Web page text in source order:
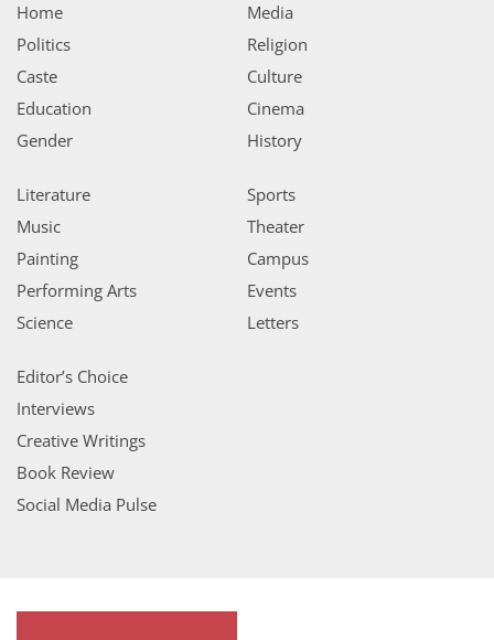
Home
Politics
Caste
Education
Gender
Media
Religion
Culture
Cinema
History
Literature
Music
Painting
Performing Arts
Science
Sports
Theater
Campus
Events
Letters
Editor’s Choice
Interviews
Creative Writings
Book Review
Social Media Pulse